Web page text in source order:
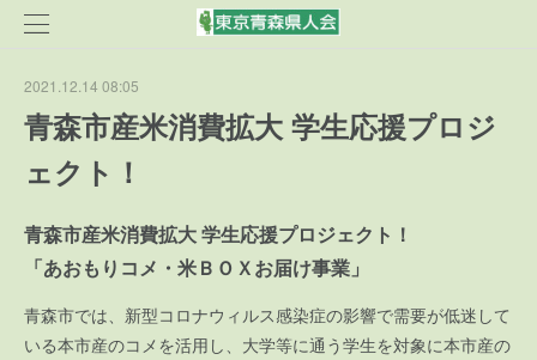
2021.12.14 08:05
青森市産米消費拡大 学生応援プロジ
ェクト！
青森市産米消費拡大 学生応援プロジェクト！
「あおもりコメ・米ＢＯＸお届け事業」
青森市では、新型コロナウィルス感染症の影響で需要が低迷して
いる本市産のコメを活用し、大学等に通う学生を対象に本市産の